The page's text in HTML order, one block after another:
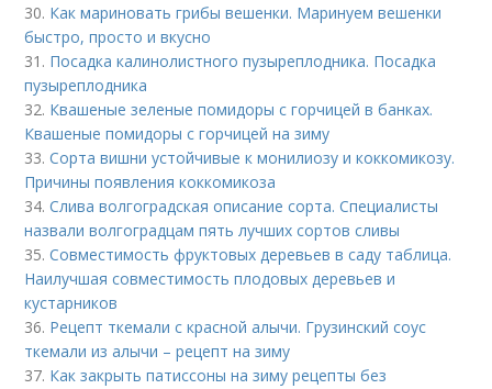
30. Как мариновать грибы вешенки. Маринуем вешенки
быстро, просто и вкусно
31. Посадка калинолистного пузыреплодника. Посадка
пузыреплодника
32. Квашеные зеленые помидоры с горчицей в банках.
Квашеные помидоры с горчицей на зиму
33.Сорта вишни устойчивые к монилиозу и коккомикозу.
Причины появления коккомикоза
34.Слива волгоградская описание сорта. Специалисты
назвали волгоградцам пять лучших сортов сливы
35.Совместимость фруктовых деревьев в саду таблица.
Наилучшая совместимость плодовых деревьев и
кустарников
36. Рецепт ткемали с красной алычи. Грузинский соус
ткемали из алычи – рецепт на зиму
37. Как закрыть патиссоны на зиму рецепты без